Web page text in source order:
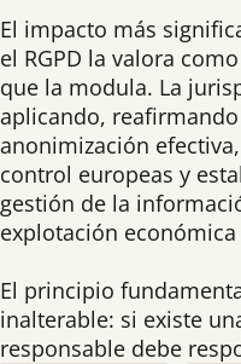
El impacto más
el RGPD la valora
que la modula. La
aplicando,
anonimización
control europeas y
gestión de la
explotación
El principio
inalterable: si existe
responsable debe